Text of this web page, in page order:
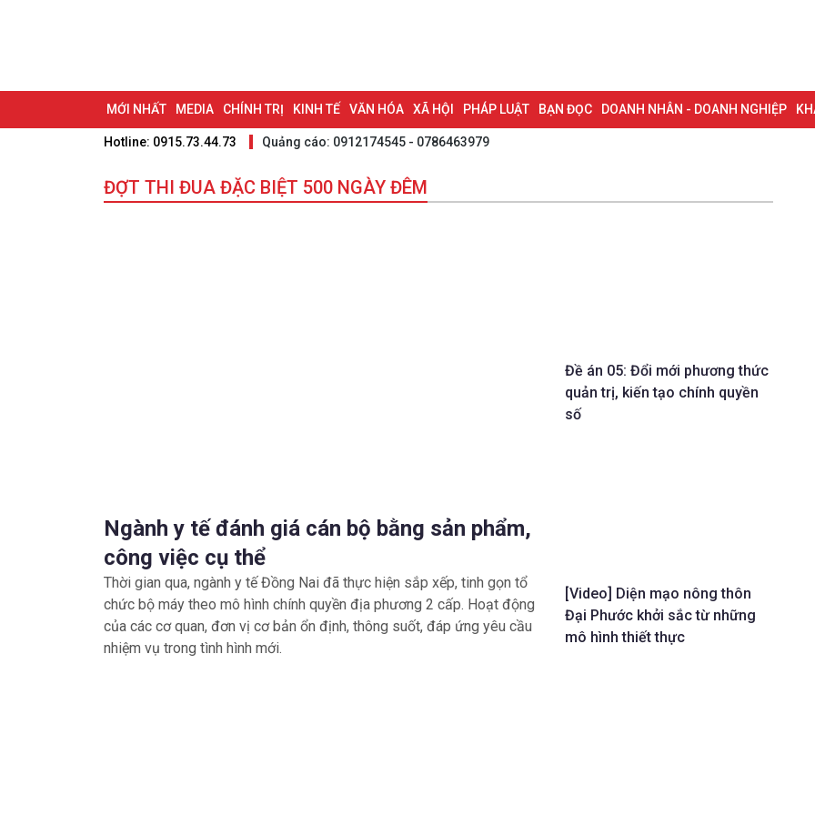
MỚI NHẤT MEDIA CHÍNH TRỊ KINH TẾ VĂN HÓA XÃ HỘI PHÁP LUẬT BẠN ĐỌC DOANH NHÂN - DOANH NGHIỆP
DU LỊCH - ẨM THỰC CHUYỂN ĐỔI SỐ THỂ THAO ĐỒNG NAI & NGHỊ QUYẾT 57
BẠN CẦN BIẾT CHẠM 95 - KHÁM PHÁ ĐỒNG NAI ĐẠI HỘI ĐẠI BIỂU TOÀN QUỐC LẦN THỨ XIV CỦA ĐẢNG
Hotline: 0915.73.44.73 Quảng cáo: 0912174545 - 0786463979
ĐỢT THI ĐUA ĐẶC BIỆT 500 NGÀY ĐÊM
Ngành y tế đánh giá cán bộ bằng sản phẩm,
công việc cụ thể
Thời gian qua, ngành y tế Đồng Nai đã thực hiện sắp xếp, tinh gọn tổ
chức bộ máy theo mô hình chính quyền địa phương 2 cấp. Hoạt động
của các cơ quan, đơn vị cơ bản ổn định, thông suốt, đáp ứng yêu cầu
nhiệm vụ trong tình hình mới.
Đề án 05: Đổi mới phương thức
quản trị, kiến tạo chính quyền
số
[Video] Diện mạo nông thôn
Đại Phước khởi sắc từ những
mô hình thiết thực